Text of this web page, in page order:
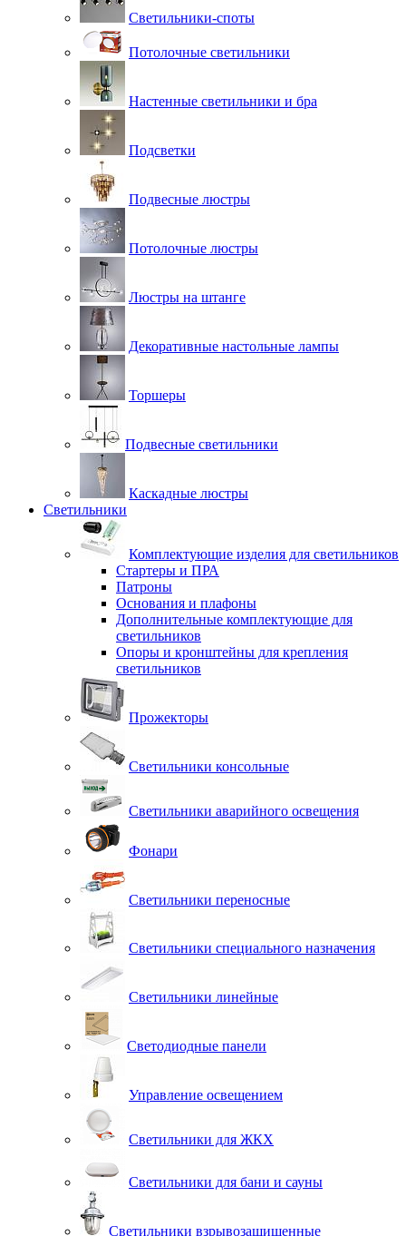
Светильники-споты
Потолочные светильники
Настенные светильники и бра
Подсветки
Подвесные люстры
Потолочные люстры
Люстры на штанге
Декоративные настольные лампы
Торшеры
Подвесные светильники
Каскадные люстры
Светильники
Комплектующие изделия для светильников
Стартеры и ПРА
Патроны
Основания и плафоны
Дополнительные комплектующие для
светильников
Опоры и кронштейны для крепления
светильников
Прожекторы
Светильники консольные
Светильники аварийного освещения
Фонари
Светильники переносные
Светильники специального назначения
Светильники линейные
Светодиодные панели
Управление освещением
Светильники для ЖКХ
Светильники для бани и сауны
Светильники взрывозащищенные